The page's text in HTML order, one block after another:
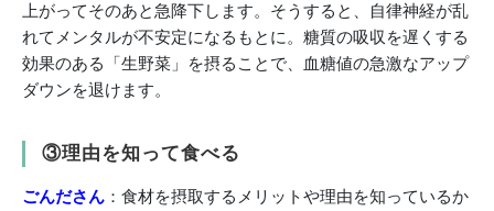
上がってそのあと急降下します。そうすると、自律神経が乱
れてメンタルが不安定になるもとに。糖質の吸収を遅くする
効果のある「生野菜」を摂ることで、血糖値の急激なアップ
ダウンを退けます。
③理由を知って食べる
ごんださん ：食材を摂取するメリットや理由を知っているか